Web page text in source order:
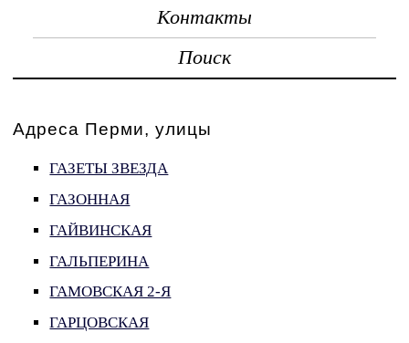
Контакты
Поиск
Адреса Перми, улицы
ГАЗЕТЫ ЗВЕЗДА
ГАЗОННАЯ
ГАЙВИНСКАЯ
ГАЛЬПЕРИНА
ГАМОВСКАЯ 2-Я
ГАРЦОВСКАЯ